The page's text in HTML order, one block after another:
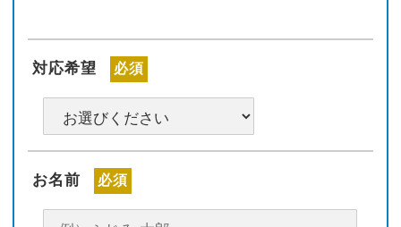
対応希望 必須
お名前 必須